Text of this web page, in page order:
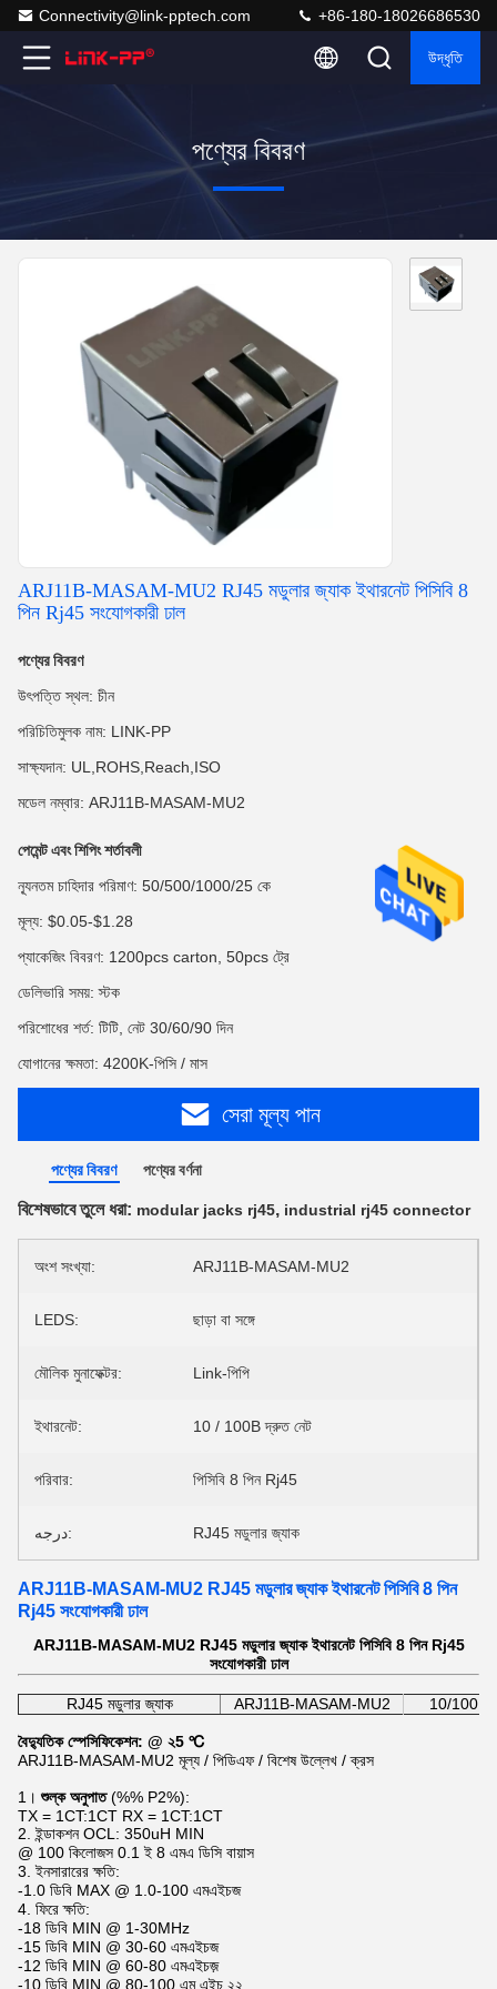
Connectivity@link-pptech.com +86-180-18026686530
উদ্ধৃতি
পণ্যের বিবরণ
ARJ11B-MASAM-MU2 RJ45 মডুলার জ্যাক ইথারনেট পিসিবি 8
পিন Rj45 সংযোগকারী ঢাল
পণ্যের বিবরণ
উৎপত্তি স্থল: চীন
পরিচিতিমুলক নাম: LINK-PP
সাক্ষ্যদান: UL,ROHS,Reach,ISO
মডেল নম্বার: ARJ11B-MASAM-MU2
পেমেন্ট এবং শিপিং শর্তাবলী
ন্যূনতম চাহিদার পরিমাণ: 50/500/1000/25 কে
মূল্য: $0.05-$1.28
প্যাকেজিং বিবরণ: 1200pcs carton, 50pcs ট্রে
ডেলিভারি সময়: স্টক
পরিশোধের শর্ত: টিটি, নেট 30/60/90 দিন
যোগানের ক্ষমতা: 4200K-পিসি / মাস
সেরা মূল্য পান
পণ্যের বিবরণ পণ্যের বর্ণনা
বিশেষভাবে তুলে ধরা: modular jacks rj45, industrial rj45 connector
অংশ সংখ্যা: ARJ11B-MASAM-MU2
LEDS: ছাড়া বা সঙ্গে
মৌলিক মুনাফেক্টর: Link-পিপি
ইথারনেট: 10 / 100B দ্রুত নেট
পরিবার: পিসিবি 8 পিন Rj45
درجه: RJ45 মডুলার জ্যাক
ARJ11B-MASAM-MU2 RJ45 মডুলার জ্যাক ইথারনেট পিসিবি 8 পিন
Rj45 সংযোগকারী ঢাল
ARJ11B-MASAM-MU2 RJ45 মডুলার জ্যাক ইথারনেট পিসিবি 8 পিন Rj45
সংযোগকারী ঢাল
RJ45 মডুলার জ্যাক ARJ11B-MASAM-MU2 10/100
বৈদ্যুতিক স্পেসিফিকেশন: @ ২5 ℃
ARJ11B-MASAM-MU2 মূল্য / পিডিএফ / বিশেষ উল্লেখ / ক্রস
1।শুল্ক অনুপাত(%% P2%):
TX = 1CT:1CT RX = 1CT:1CT
2. ইন্ডাকশন OCL: 350uH MIN
@ 100 কিলোজস 0.1 ই 8 এমএ ডিসি বায়াস
3. ইনসারারের ক্ষতি:
-1.0 ডিবি MAX @ 1.0-100 এমএইচজ
4. ফিরে ক্ষতি:
-18 ডিবি MIN @ 1-30MHz
-15 ডিবি MIN @ 30-60 এমএইচজ
-12 ডিবি MIN @ 60-80 এমএইচজ়
-10 ডিবি MIN @ 80-100 এম এইচ ২২